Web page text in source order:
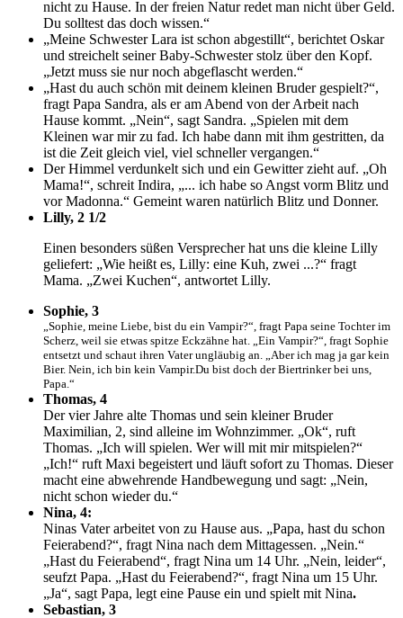
nicht zu Hause. In der freien Natur redet man nicht über Geld.
Du solltest das doch wissen.“
„Meine Schwester Lara ist schon abgestillt“, berichtet Oskar
und streichelt seiner Baby-Schwester stolz über den Kopf.
„Jetzt muss sie nur noch abgeflascht werden.“
„Hast du auch schön mit deinem kleinen Bruder gespielt?“,
fragt Papa Sandra, als er am Abend von der Arbeit nach
Hause kommt. „Nein“, sagt Sandra. „Spielen mit dem
Kleinen war mir zu fad. Ich habe dann mit ihm gestritten, da
ist die Zeit gleich viel, viel schneller vergangen.“
Der Himmel verdunkelt sich und ein Gewitter zieht auf. „Oh
Mama!“, schreit Indira, „... ich habe so Angst vorm Blitz und
vor Madonna.“ Gemeint waren natürlich Blitz und Donner.
Lilly, 2 1/2
Einen besonders süßen Versprecher hat uns die kleine Lilly
geliefert: „Wie heißt es, Lilly: eine Kuh, zwei ...?“ fragt
Mama. „Zwei Kuchen“, antwortet Lilly.
Sophie, 3
„Sophie, meine Liebe, bist du ein Vampir?“, fragt Papa seine Tochter im
Scherz, weil sie etwas spitze Eckzähne hat. „Ein Vampir?“, fragt Sophie
entsetzt und schaut ihren Vater ungläubig an. „Aber ich mag ja gar kein
Bier. Nein, ich bin kein Vampir.Du bist doch der Biertrinker bei uns,
Papa.“
Thomas, 4
Der vier Jahre alte Thomas und sein kleiner Bruder
Maximilian, 2, sind alleine im Wohnzimmer. „Ok“, ruft
Thomas. „Ich will spielen. Wer will mit mir mitspielen?“
„Ich!“ ruft Maxi begeistert und läuft sofort zu Thomas. Dieser
macht eine abwehrende Handbewegung und sagt: „Nein,
nicht schon wieder du.“
Nina, 4:
Ninas Vater arbeitet von zu Hause aus. „Papa, hast du schon
Feierabend?“, fragt Nina nach dem Mittagessen. „Nein.“
„Hast du Feierabend“, fragt Nina um 14 Uhr. „Nein, leider“,
seufzt Papa. „Hast du Feierabend?“, fragt Nina um 15 Uhr.
„Ja“, sagt Papa, legt eine Pause ein und spielt mit Nina.
Sebastian, 3